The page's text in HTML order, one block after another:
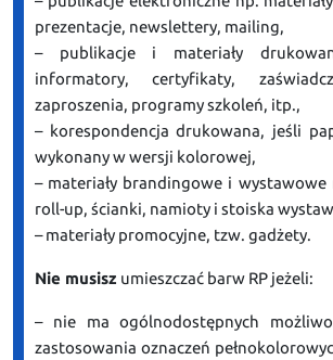
prezentacje, newslettery, mailing,
– publikacje i materiały
informatory, certyfikaty,
zaproszenia, programy szkoleń, itp.,
– korespondencja drukowana, jeśli
wykonany w wersji kolorowej,
– materiały brandingowe i wystawowe
roll-up, ścianki, namioty i stoiska
– materiały promocyjne, tzw. gadżety.
Nie musisz umieszczać barw RP jeżeli:
– nie ma ogólnodostępnych
zastosowania oznaczeń